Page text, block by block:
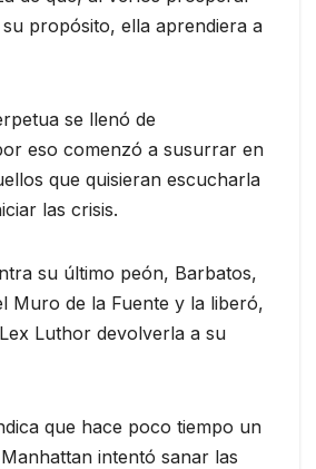
propósito, ella aprendiera a
se llenó de
eso comenzó a susurrar en
que quisieran escucharla
las crisis.
su último peón, Barbatos,
Muro de la Fuente y la liberó,
Luthor devolverla a su
que hace poco tiempo un
intentó sanar las